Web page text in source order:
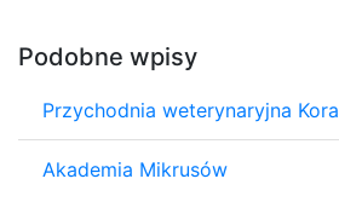
Podobne wpisy
Przychodnia weterynaryjna Kora
Akademia Mikrusów